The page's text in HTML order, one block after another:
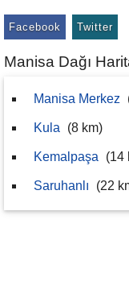
Facebook Twitter
Manisa Dağı
Manisa Merkez
Kula (8 km)
Kemalpaşa (14
Saruhanlı (22